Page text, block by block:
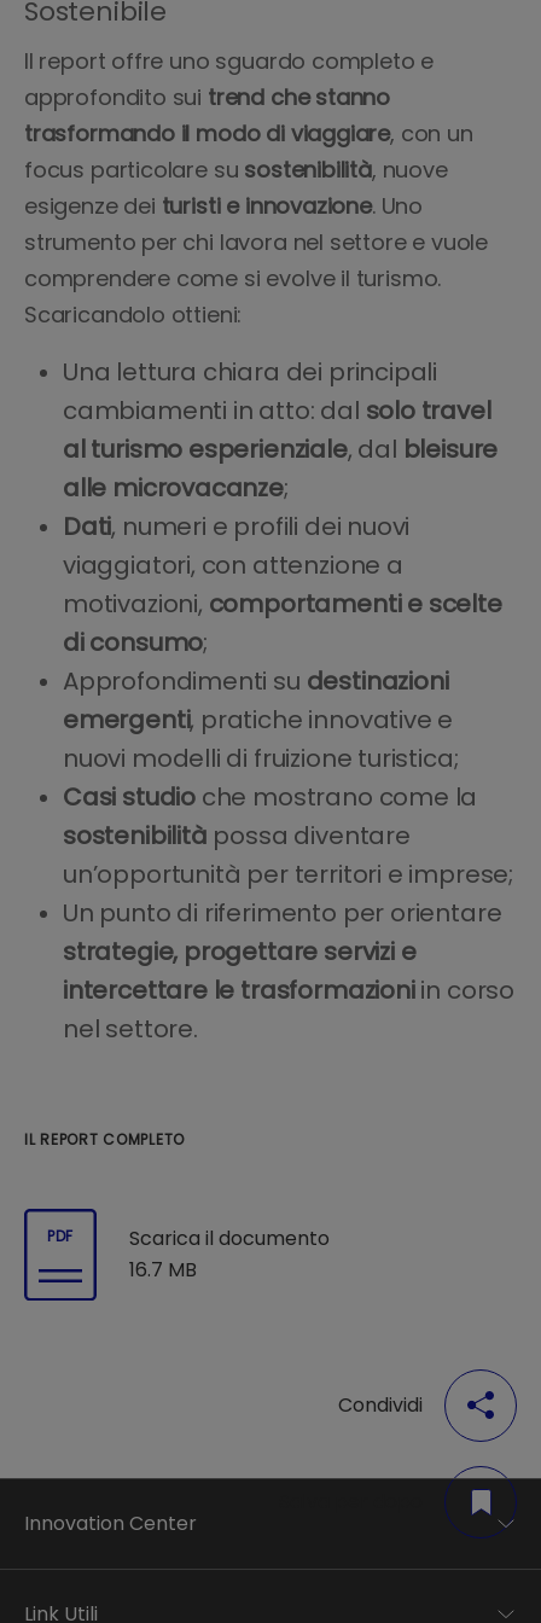
Sostenibile
Il report offre uno sguardo completo e
approfondito sui trend che stanno
trasformando il modo di viaggiare, con un
focus particolare su sostenibilità, nuove
esigenze dei turisti e innovazione. Uno
strumento per chi lavora nel settore e vuole
comprendere come si evolve il turismo.
Scaricandolo ottieni:
Una lettura chiara dei principali
cambiamenti in atto: dal solo travel
al turismo esperienziale, dal bleisure
alle microvacanze;
Dati, numeri e profili dei nuovi
viaggiatori, con attenzione a
motivazioni, comportamenti e scelte
di consumo;
Approfondimenti su destinazioni
emergenti, pratiche innovative e
nuovi modelli di fruizione turistica;
Casi studio che mostrano come la
sostenibilità possa diventare
un’opportunità per territori e imprese;
Un punto di riferimento per orientare
strategie, progettare servizi e
intercettare le trasformazioniin corso
nel settore.
IL REPORT COMPLETO
PDF
Scarica il documento
16.7 MB
Condividi
Innovation Center
Applied research
Link Utili